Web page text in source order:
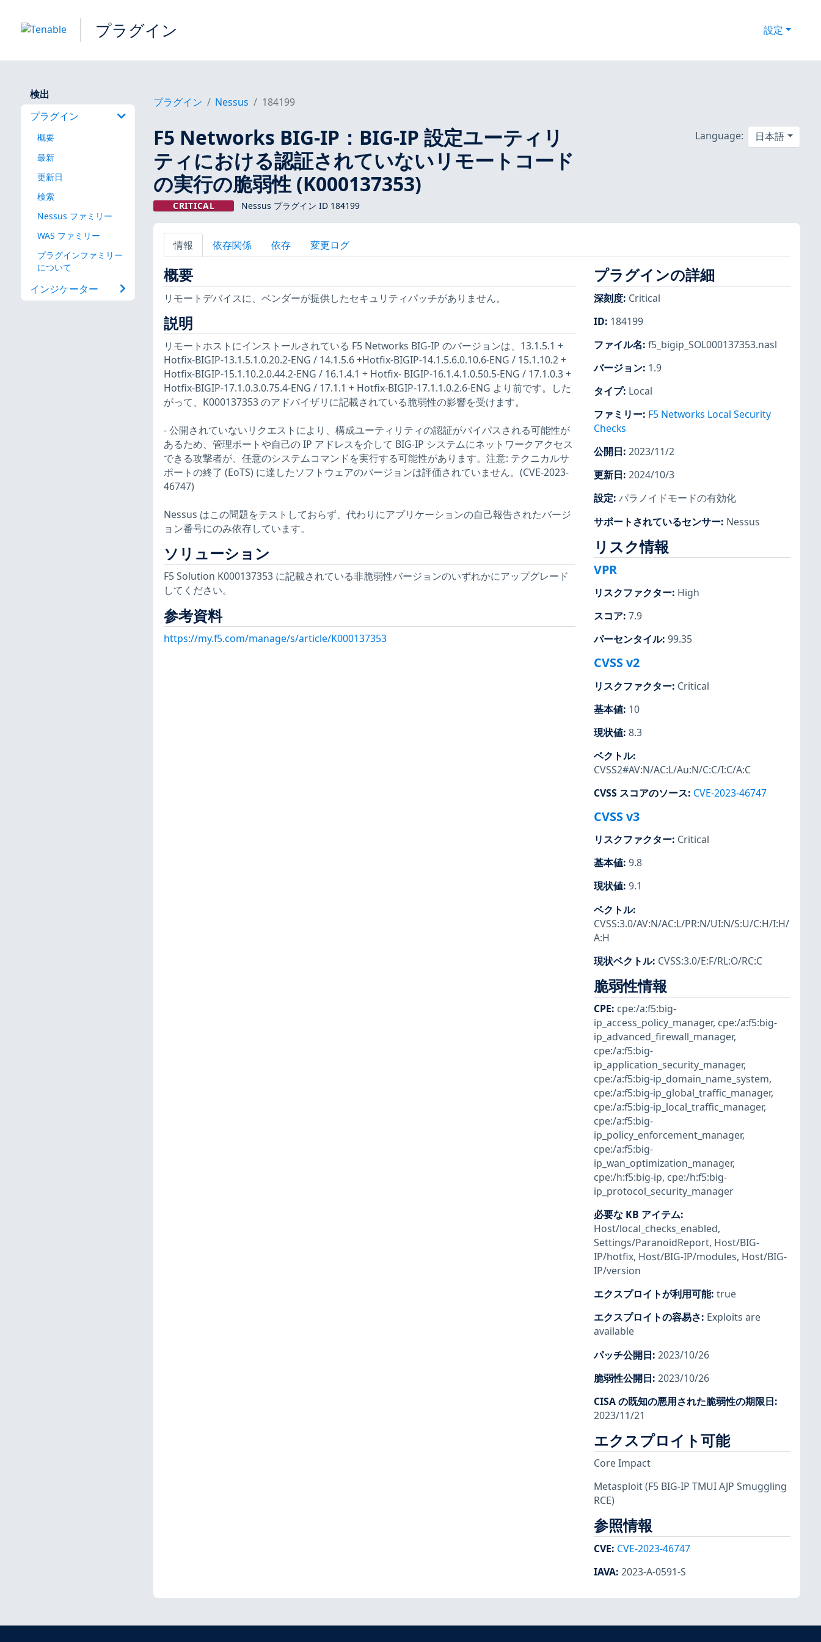
プラグイン 設定
検出
プラグイン
概要
最新
更新日
検索
Nessus ファミリー
WAS ファミリー
プラグインファミリー
について
インジケーター
プラグイン Nessus 184199
F5 Networks BIG-IP：BIG-IP 設定ユーティリ
ティにおける認証されていないリモートコード
の実行の脆弱性 (K000137353)
CRITICAL Nessus プラグイン ID 184199
Language: 日本語
情報 依存関係 依存 変更ログ
概要
リモートデバイスに、ベンダーが提供したセキュリティパッチがありません。
説明
リモートホストにインストールされている F5 Networks BIG-IP のバージョンは、13.1.5.1 +
Hotfix-BIGIP-13.1.5.1.0.20.2-ENG / 14.1.5.6 +Hotfix-BIGIP-14.1.5.6.0.10.6-ENG / 15.1.10.2 +
Hotfix-BIGIP-15.1.10.2.0.44.2-ENG / 16.1.4.1 + Hotfix- BIGIP-16.1.4.1.0.50.5-ENG / 17.1.0.3 +
Hotfix-BIGIP-17.1.0.3.0.75.4-ENG / 17.1.1 + Hotfix-BIGIP-17.1.1.0.2.6-ENG より前です。した
がって、K000137353 のアドバイザリに記載されている脆弱性の影響を受けます。
- 公開されていないリクエストにより、構成ユーティリティの認証がバイパスされる可能性が
あるため、管理ポートや自己の IP アドレスを介して BIG-IP システムにネットワークアクセス
できる攻撃者が、任意のシステムコマンドを実行する可能性があります。注意: テクニカルサ
ポートの終了 (EoTS) に達したソフトウェアのバージョンは評価されていません。(CVE-2023-
46747)
Nessus はこの問題をテストしておらず、代わりにアプリケーションの自己報告されたバージ
ョン番号にのみ依存しています。
ソリューション
F5 Solution K000137353 に記載されている非脆弱性バージョンのいずれかにアップグレード
してください。
参考資料
https://my.f5.com/manage/s/article/K000137353
プラグインの詳細
深刻度: Critical
ID: 184199
ファイル名: f5_bigip_SOL000137353.nasl
バージョン: 1.9
タイプ: Local
ファミリー: F5 Networks Local Security
Checks
公開日: 2023/11/2
更新日: 2024/10/3
設定: パラノイドモードの有効化
サポートされているセンサー: Nessus
リスク情報
VPR
リスクファクター: High
スコア: 7.9
パーセンタイル: 99.35
CVSS v2
リスクファクター: Critical
基本値: 10
現状値: 8.3
ベクトル:
CVSS2#AV:N/AC:L/Au:N/C:C/I:C/A:C
CVSS スコアのソース: CVE-2023-46747
CVSS v3
リスクファクター: Critical
基本値: 9.8
現状値: 9.1
ベクトル:
CVSS:3.0/AV:N/AC:L/PR:N/UI:N/S:U/C:H/I:H/
A:H
現状ベクトル: CVSS:3.0/E:F/RL:O/RC:C
脆弱性情報
CPE: cpe:/a:f5:big-
ip_access_policy_manager, cpe:/a:f5:big-
ip_advanced_firewall_manager,
cpe:/a:f5:big-
ip_application_security_manager,
cpe:/a:f5:big-ip_domain_name_system,
cpe:/a:f5:big-ip_global_traffic_manager,
cpe:/a:f5:big-ip_local_traffic_manager,
cpe:/a:f5:big-
ip_policy_enforcement_manager,
cpe:/a:f5:big-
ip_wan_optimization_manager,
cpe:/h:f5:big-ip, cpe:/h:f5:big-
ip_protocol_security_manager
必要な KB アイテム:
Host/local_checks_enabled,
Settings/ParanoidReport, Host/BIG-
IP/hotfix, Host/BIG-IP/modules, Host/BIG-
IP/version
エクスプロイトが利用可能: true
エクスプロイトの容易さ: Exploits are
available
パッチ公開日: 2023/10/26
脆弱性公開日: 2023/10/26
CISA の既知の悪用された脆弱性の期限日:
2023/11/21
エクスプロイト可能
Core Impact
Metasploit(F5 BIG-IP TMUI AJP Smuggling
RCE)
参照情報
CVE: CVE-2023-46747
IAVA: 2023-A-0591-S